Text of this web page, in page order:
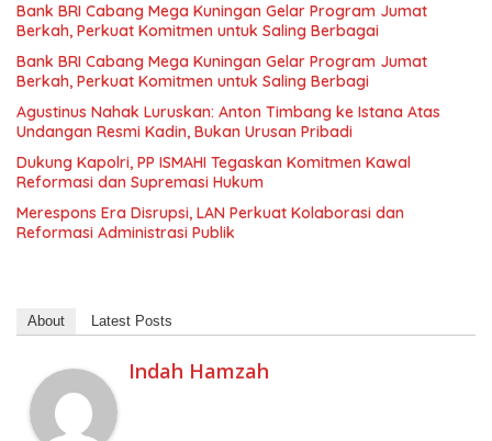
Bank BRI Cabang Mega Kuningan Gelar Program Jumat
Berkah, Perkuat Komitmen untuk Saling Berbagai
Bank BRI Cabang Mega Kuningan Gelar Program Jumat
Berkah, Perkuat Komitmen untuk Saling Berbagi
Agustinus Nahak Luruskan: Anton Timbang ke Istana Atas
Undangan Resmi Kadin, Bukan Urusan Pribadi
Dukung Kapolri, PP ISMAHI Tegaskan Komitmen Kawal
Reformasi dan Supremasi Hukum
Merespons Era Disrupsi, LAN Perkuat Kolaborasi dan
Reformasi Administrasi Publik
About Latest Posts
Indah Hamzah